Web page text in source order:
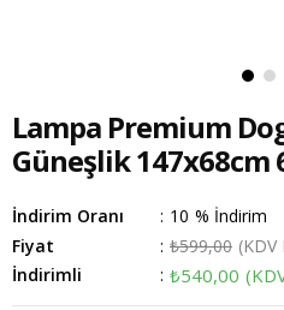
Lampa Premium
Güneşlik 147x68cm
İndirim Oranı : %
10
İndirim
Fiyat
: ₺599,00 (KDV
İndirimli
: ₺540,00